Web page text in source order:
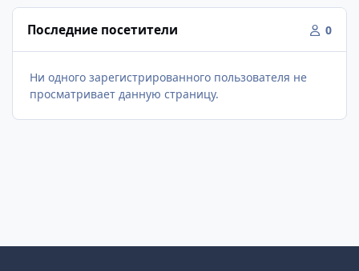
Последние посетители 0
Ни одного зарегистрированного пользователя не
просматривает данную страницу.